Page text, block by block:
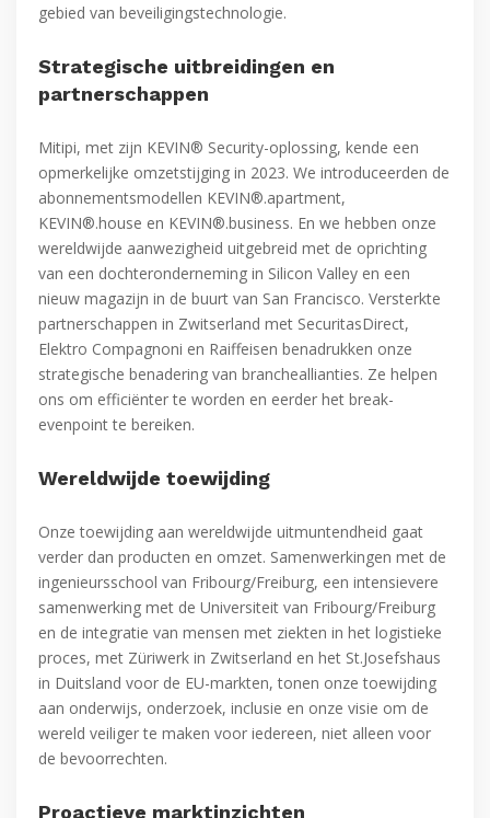
gebied van beveiligingstechnologie.
Strategische uitbreidingen en
partnerschappen
Mitipi, met zijn KEVIN® Security-oplossing, kende een
opmerkelijke omzetstijging in 2023. We introduceerden de
abonnementsmodellen KEVIN®.apartment,
KEVIN®.house en KEVIN®.business. En we hebben onze
wereldwijde aanwezigheid uitgebreid met de oprichting
van een dochteronderneming in Silicon Valley en een
nieuw magazijn in de buurt van San Francisco. Versterkte
partnerschappen in Zwitserland met SecuritasDirect,
Elektro Compagnoni en Raiffeisen benadrukken onze
strategische benadering van brancheallianties. Ze helpen
ons om efficiënter te worden en eerder het break-
evenpoint te bereiken.
Wereldwijde toewijding
Onze toewijding aan wereldwijde uitmuntendheid gaat
verder dan producten en omzet. Samenwerkingen met de
ingenieursschool van Fribourg/Freiburg, een intensievere
samenwerking met de Universiteit van Fribourg/Freiburg
en de integratie van mensen met ziekten in het logistieke
proces, met Züriwerk in Zwitserland en het St.Josefshaus
in Duitsland voor de EU-markten, tonen onze toewijding
aan onderwijs, onderzoek, inclusie en onze visie om de
wereld veiliger te maken voor iedereen, niet alleen voor
de bevoorrechten.
Proactieve marktinzichten